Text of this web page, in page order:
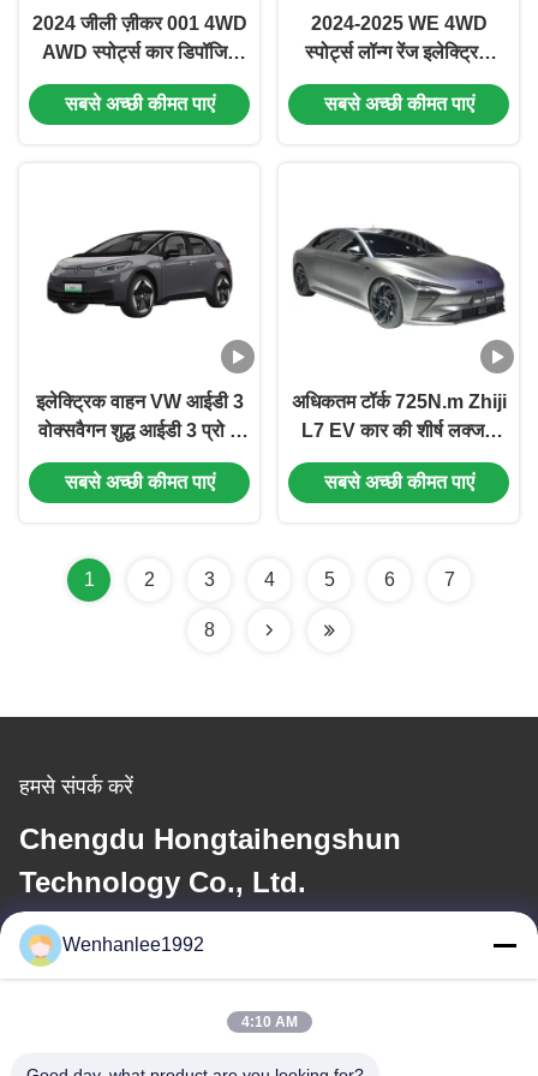
2024 जीली ज़ीकर 001 4WD
AWD स्पोर्ट्स कार डिपॉजिट
रेडी इलेक्ट्रिक द्वारा संचालित
लंबी एनईडीसी रेंज और 240
सबसे अच्छी कीमत पाएं
2024-2025 WE 4WD
स्पोर्ट्स लॉन्ग रेंज इलेक्ट्रिक
वाहन Zeekr 001 व्हाइट 5-डोर
5-सीट हैचबैक बॉडी स्ट्रक्चर
सबसे अच्छी कीमत पाएं
इलेक्ट्रिक वाहन VW आईडी 3
वोक्सवैगन शुद्ध आईडी 3 प्रो 5
सीट सेडान ईवी 450 किमी रेंज
30 शीर्षक और 160 किमी/घंटे
सबसे अच्छी कीमत पाएं
अधिकतम टॉर्क 725N.m Zhiji
L7 EV कार की शीर्ष लक्जरी
इलेक्ट्रिक स्पोर्ट्स कार स्पीड
ड्राइविंग
सबसे अच्छी कीमत पाएं
1 2 3 4 5 6 7
8
हमसे संपर्क करें
Chengdu Hongtaihengshun
Technology Co., Ltd.
ईमेल Wenhanlee1992
4:10 AM